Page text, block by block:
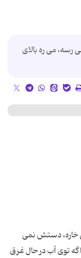
می ره بالای
خاره، دستش نمی
توی آب در حال غرق